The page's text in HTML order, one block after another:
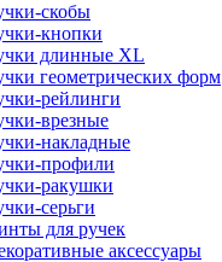
скобы
кнопки
длинные XL
геометрических форм
рейлинги
врезные
накладные
профили
ракушки
серьги
для ручек
аксессуары